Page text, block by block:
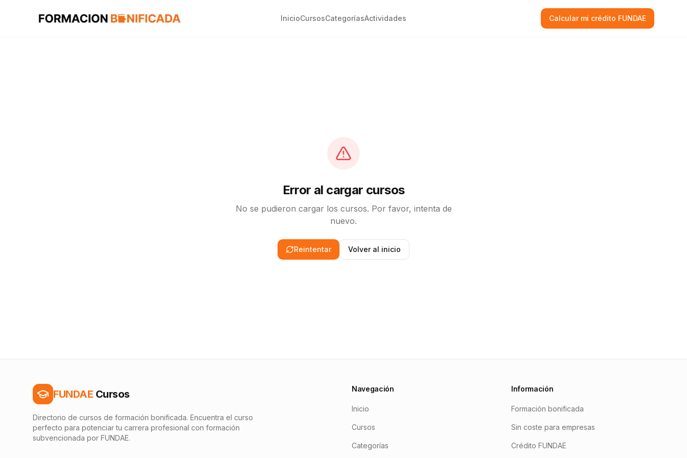
InicioCursosCategoríasActividades Calcular mi crédito FUNDAE
Error al cargar cursos
No se pudieron cargar los cursos. Por favor, intenta de
nuevo.
Reintentar Volver al inicio
FUNDAE Cursos
Directorio de cursos de formación bonificada. Encuentra el curso
perfecto para potenciar tu carrera profesional con formación
subvencionada por FUNDAE.
Navegación
Inicio
Cursos
Categorías
Información
Formación bonificada
Sin coste para empresas
Crédito FUNDAE